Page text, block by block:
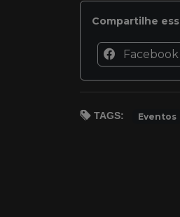
Compartilhe
Facebook
TAGS: Eventos